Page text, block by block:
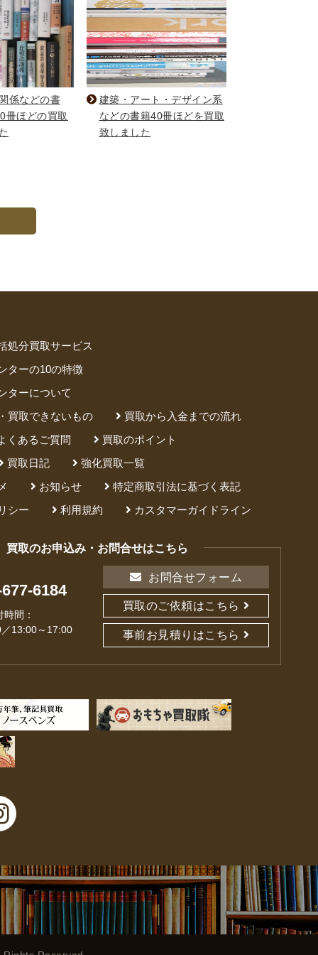
係などの書
冊ほどの買取
建築・アート・デザイン系
などの書籍40冊ほどを買取
致しました
処分買取サービス
ターの10の特徴
ターについて
買取できないもの
買取から入金までの流れ
くあるご質問
買取のポイント
買取日記
強化買取一覧
お知らせ
特定商取引法に基づく表記
シー
利用規約 カスタマーガイドライン
買取のお申込み・お問合せはこちら
6184
時間：
13:00～17:00
お問合せフォーム
買取のご依頼はこちら
事前お見積りはこちら